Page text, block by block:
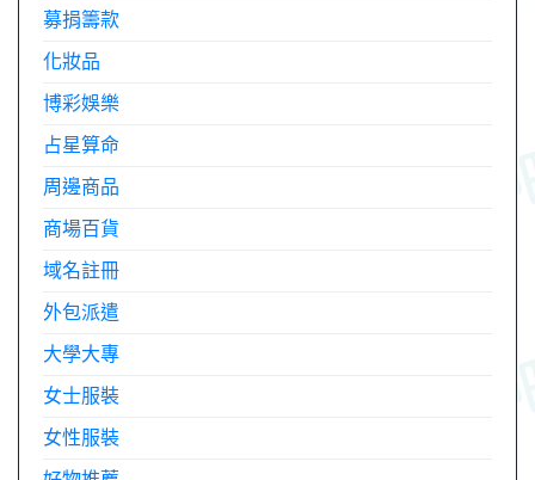
募捐籌款
化妝品
博彩娛樂
占星算命
周邊商品
商場百貨
域名註冊
外包派遣
大學大專
女士服裝
女性服裝